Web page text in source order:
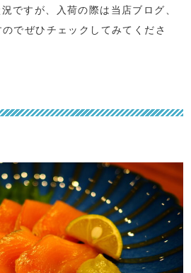
ですが、入荷の際は当店ブログ、
でぜひチェックしてみてくださ